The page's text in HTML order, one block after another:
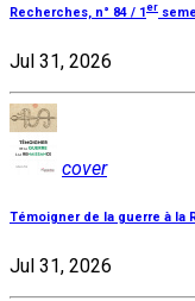
Recherches, n° 84 / 1er
Jul 31, 2026
cover
Témoigner de la guerre à la
Jul 31, 2026